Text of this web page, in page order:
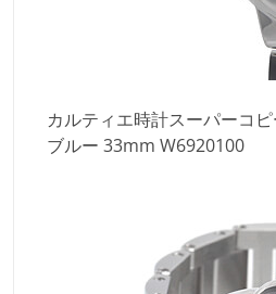
カルティエ時計スーパーコ
ブルー 33mm W6920100